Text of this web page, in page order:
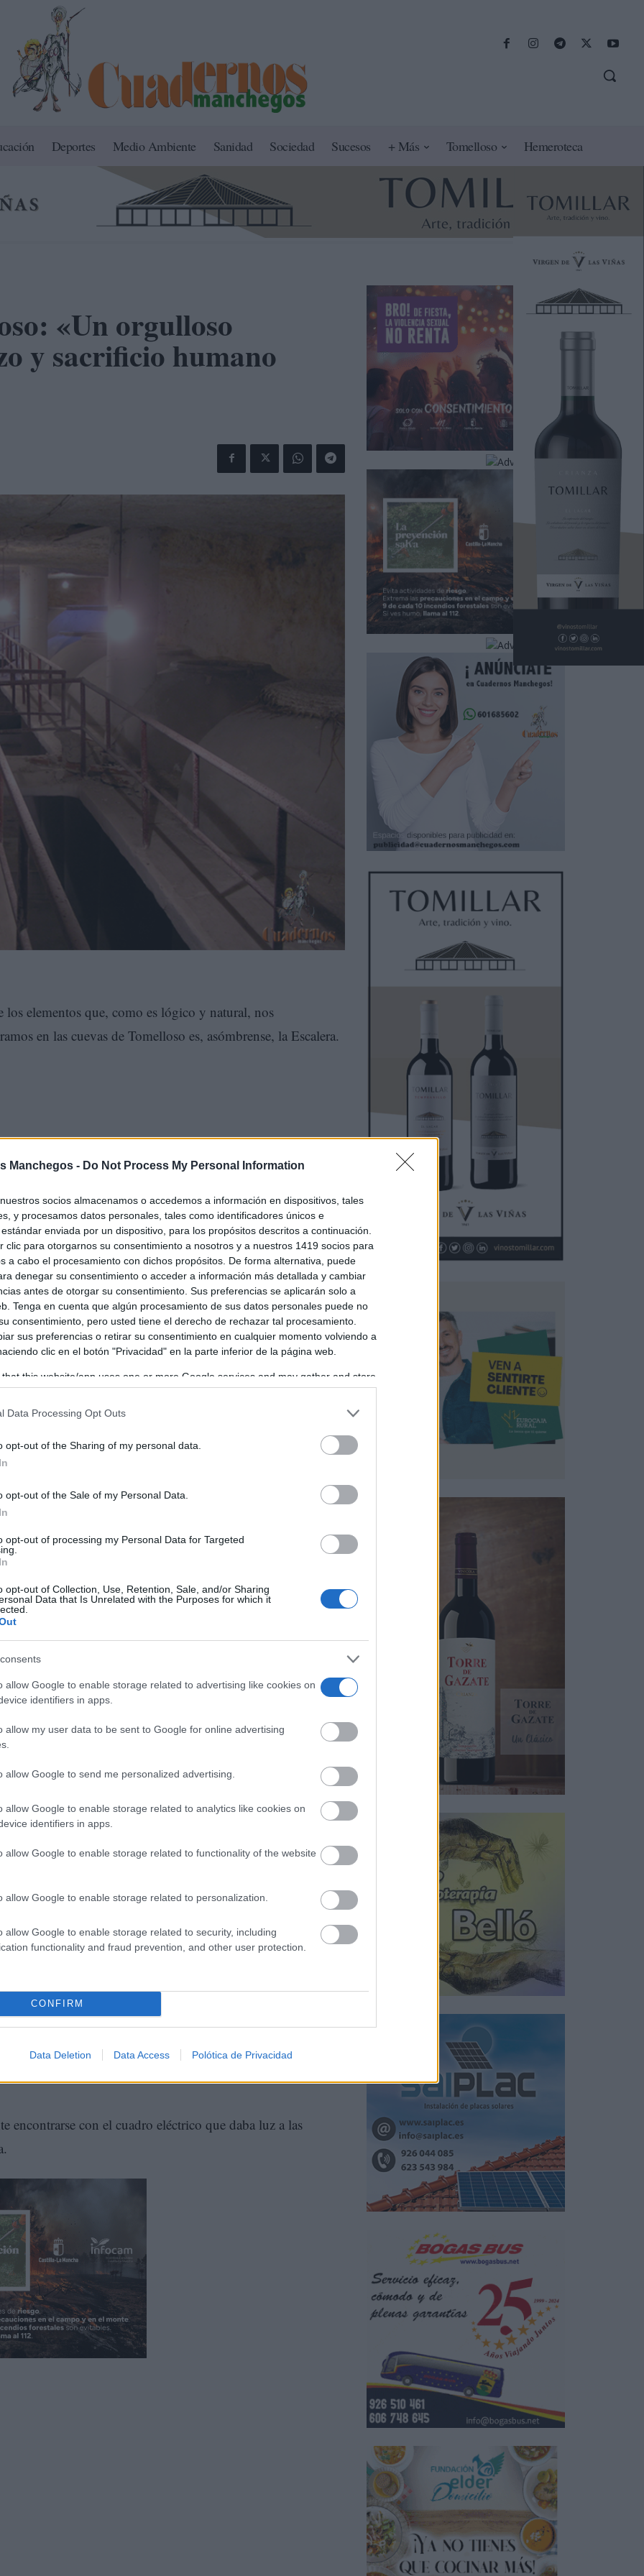
Manchegos - Do Not Process My Personal Information
socios almacenamos o accedemos a información en dispositivos, tales
y procesamos datos personales, tales como identificadores únicos e
enviada por un dispositivo, para los propósitos descritos a continuación.
clic para otorgarnos su consentimiento a nosotros y a nuestros 1419 socios para
a cabo el procesamiento con dichos propósitos. De forma alternativa, puede
denegar su consentimiento o acceder a información más detallada y cambiar
antes de otorgar su consentimiento. Sus preferencias se aplicarán solo a
Tenga en cuenta que algún procesamiento de sus datos personales puede no
consentimiento, pero usted tiene el derecho de rechazar tal procesamiento.
sus preferencias o retirar su consentimiento en cualquier momento volviendo a
clic en el botón "Privacidad" en la parte inferior de la página web.
that this website/app uses one or more Google services and may gather and store
but not limited to your visit or usage behaviour. You may click to grant or
consent section.
Data Processing Opt Outs
opt-out of the Sharing of my personal data.
opt-out of the Sale of my Personal Data.
opt-out of processing my Personal Data for Targeted
opt-out of Collection, Use, Retention, Sale, and/or Sharing
Data that Is Unrelated with the Purposes for which it
allow Google to enable storage related to advertising like cookies on
identifiers in apps.
allow my user data to be sent to Google for online advertising
allow Google to send me personalized advertising.
allow Google to enable storage related to analytics like cookies on
identifiers in apps.
allow Google to enable storage related to functionality of the website
allow Google to enable storage related to personalization.
allow Google to enable storage related to security, including
functionality and fraud prevention, and other user protection.
CONFIRM
Data Deletion Data Access Polótica de Privacidad
Deportes Medio Ambiente Sanidad Sociedad Sucesos + Más Tomelloso Hemeroteca
«Un orgulloso
y sacrificio humano
los elementos que, como es lógico y natural, nos
en las cuevas de Tomelloso es, asómbrense, la Escalera.
se utilizaba como acceso a la cueva.
encontrarse con el cuadro eléctrico que daba luz a las